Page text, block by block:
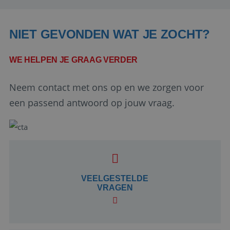
NIET GEVONDEN WAT JE ZOCHT?
WE HELPEN JE GRAAG VERDER
Neem contact met ons op en we zorgen voor
een passend antwoord op jouw vraag.
VEELGESTELDE
VRAGEN
Corporation
Google Privacy Policy